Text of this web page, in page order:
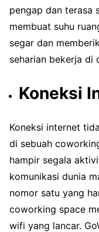
pengap dan terasa
membuat suhu
segar dan
seharian bekerja di
Koneksi
Koneksi internet
di sebuah
hampir segala
komunikasi dunia
nomor satu yang
coworking space
wifi yang lancar.